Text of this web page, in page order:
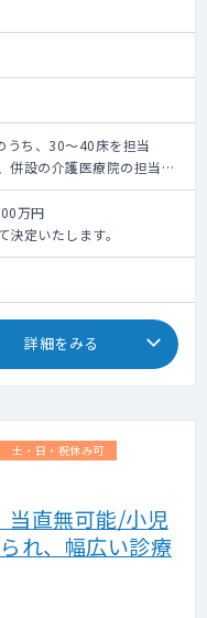
うち、30～40床を担当
併設の介護医療院の担当も
。
介護医療院が100床です。
たします。
万円
定いたします。
詳細をみる
土・日・祝休み可
当直無可能/小児
れ、幅広い診療